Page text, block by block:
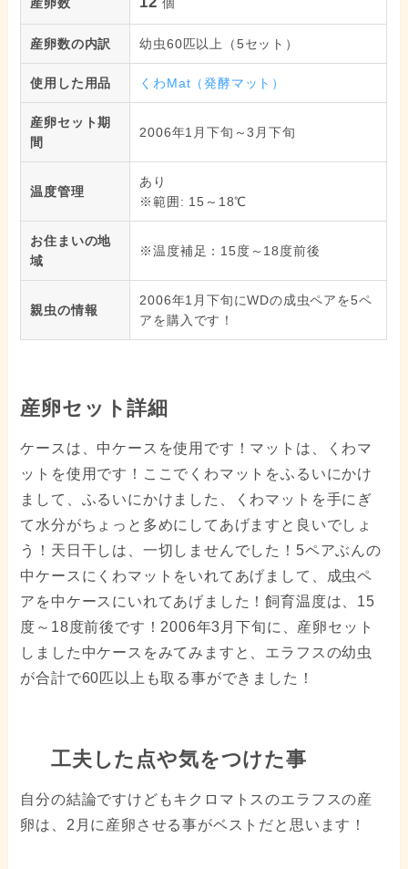
産卵数 個
産卵数の内訳 幼虫60匹以上（5セット）
使用した用品 くわMat（発酵マット）
産卵セット期
間
2006年1月下旬～3月下旬
温度管理
あり
※範囲: 15～18℃
お住まいの地
域
※温度補足：15度～18度前後
親虫の情報
2006年1月下旬にWDの成虫ペアを5ペ
アを購入です！
産卵セット詳細
ケースは、中ケースを使用です！マットは、くわマ
ットを使用です！ここでくわマットをふるいにかけ
まして、ふるいにかけました、くわマットを手にぎ
て水分がちょっと多めにしてあげますと良いでしょ
う！天日干しは、一切しませんでした！5ペアぶんの
中ケースにくわマットをいれてあげまして、成虫ペ
アを中ケースにいれてあげました！飼育温度は、15
度～18度前後です！2006年3月下旬に、産卵セット
しました中ケースをみてみますと、エラフスの幼虫
が合計で60匹以上も取る事ができました！
工夫した点や気をつけた事
自分の結論ですけどもキクロマトスのエラフスの産
卵は、2月に産卵させる事がベストだと思います！